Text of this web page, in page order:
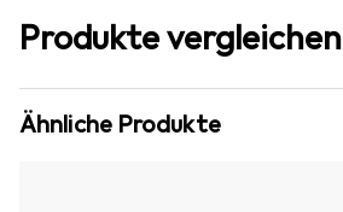
Produkte vergleichen
Ähnliche Produkte